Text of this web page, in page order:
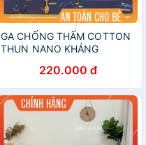
GA CHỐNG THẤM COTTON
THUN NANO KHÁNG
sạch ngay)220.000 đ